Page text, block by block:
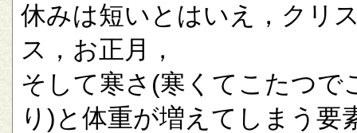
休みは短いとはいえ，クリ
ス，お正月，
そして寒さ(寒くてこたつで
り)と体重が増えてしまう要